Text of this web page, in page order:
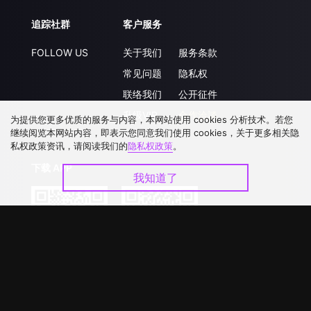
追踪社群
FOLLOW US
客户服务
关于我们
常见问题
联络我们
升级VIP
服务条款
隐私权
公开征件
合作洽談
下载 APP
为提供您更多优质的服务与内容，本网站使用 cookies 分析技术。若您
继续阅览本网站内容，即表示您同意我们使用 cookies，关于更多相关隐
私权政策资讯，请阅读我们的隐私权政策。
我知道了